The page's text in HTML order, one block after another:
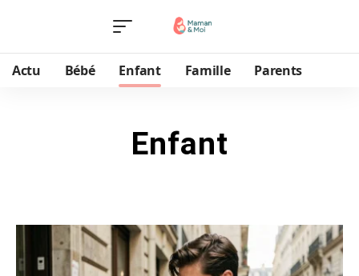
Actu Bébé Enfant Famille Parents
Enfant